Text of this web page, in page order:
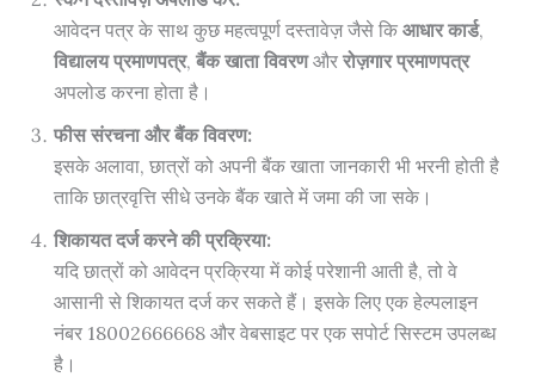
आवेदन पत्र के साथ कुछ महत्वपूर्ण दस्तावेज़ जैसे कि आधार कार्ड,
विद्यालय प्रमाणपत्र, बैंक खाता विवरणऔर रोज़गार प्रमाणपत्र
अपलोड करना होता है।
फीस संरचना और बैंक विवरण:
इसके अलावा, छात्रों को अपनी बैंक खाता जानकारी भी भरनी होती है
ताकि छात्रवृत्ति सीधे उनके बैंक खाते में जमा की जा सके।
शिकायत दर्ज करने की प्रक्रिया:
यदि छात्रों को आवेदन प्रक्रिया में कोई परेशानी आती है, तो वे
आसानी से शिकायत दर्ज कर सकते हैं। इसके लिए एक हेल्पलाइन
नंबर 18002666668 और वेबसाइट पर एक सपोर्ट सिस्टम उपलब्ध
है।